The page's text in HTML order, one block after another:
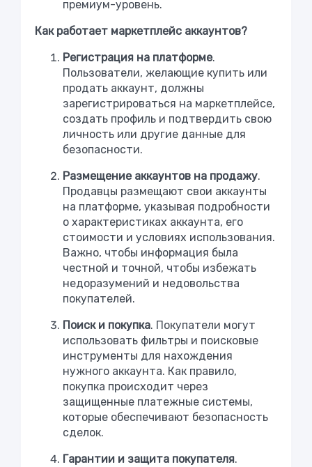
премиум-уровень.
Как работает маркетплейс аккаунтов?
Регистрация на платформе.
Пользователи, желающие купить или
продать аккаунт, должны
зарегистрироваться на маркетплейсе,
создать профиль и подтвердить свою
личность или другие данные для
безопасности.
Размещение аккаунтов на продажу.
Продавцы размещают свои аккаунты
на платформе, указывая подробности
о характеристиках аккаунта, его
стоимости и условиях использования.
Важно, чтобы информация была
честной и точной, чтобы избежать
недоразумений и недовольства
покупателей.
Поиск и покупка. Покупатели могут
использовать фильтры и поисковые
инструменты для нахождения
нужного аккаунта. Как правило,
покупка происходит через
защищенные платежные системы,
которые обеспечивают безопасность
сделок.
Гарантии и защита покупателя.